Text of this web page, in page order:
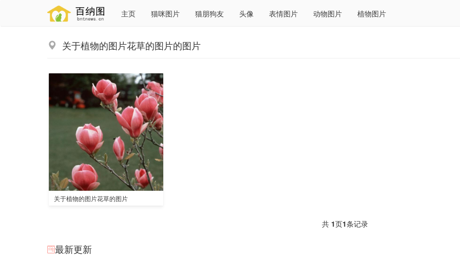
主页 猫咪图片 猫朋狗友 头像 表情图片 动物图片 植物图片
关于植物的图片花草的图片的图片
关于植物的图片花草的图片
共 1页1条记录
最新更新